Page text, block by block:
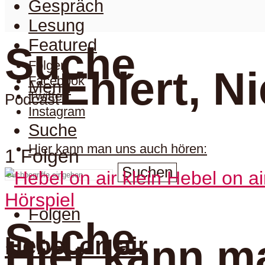
Folgen
Facebook
Twitter
Instagram
Hier kann man uns auch hören:
Suche
Suchen
Folgen
Gespräch
Lesung
Featured
Menu
Suche
Suche
PodcastEhlert,
1 Folgen
Hörspiel
Hebel on air